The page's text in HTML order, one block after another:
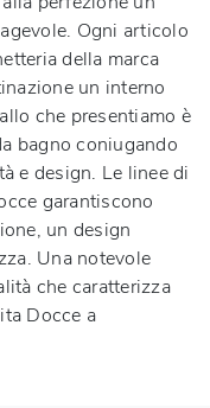
Ogni articolo
della marca
un interno
che presentiamo è
bagno coniugando
e design. Le linee di
garantiscono
un design
Una notevole
che caratterizza
Docce a